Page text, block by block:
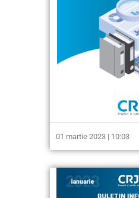
01 martie 2023 | 10:03